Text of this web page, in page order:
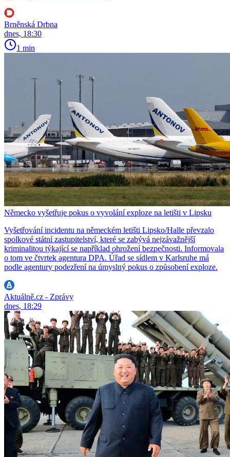
Brněnská Drbna
dnes, 18:30
1 min
Německo vyšetřuje pokus o vyvolání exploze na letišti v Lipsku
Vyšetřování incidentu na německém letišti Lipsko/Halle převzalo
spolkové státní zastupitelství, které se zabývá nejzávažnější
kriminalitou týkající se například ohrožení bezpečnosti. Informovala
o tom ve čtvrtek agentura DPA. Úřad se sídlem v Karlsruhe má
podle agentury podezření na úmyslný pokus o způsobení exploze.
Aktuálně.cz - Zprávy
dnes, 18:29